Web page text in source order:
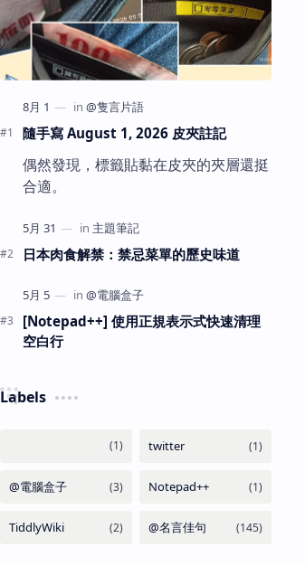
隨手寫 August 1, 2026 皮夾註記
偶然發現，標籤貼黏在皮夾的夾層還挺
合適。
日本肉食解禁：禁忌菜單的歷史味道
[Notepad++] 使用正規表示式快速清理
空白行
Labels